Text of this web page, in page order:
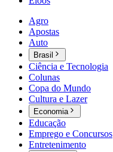
Agro
Apostas
Auto
Brasil
Ciência e Tecnologia
Colunas
Copa do Mundo
Cultura e Lazer
Economia
Educação
Emprego e Concursos
Entretenimento